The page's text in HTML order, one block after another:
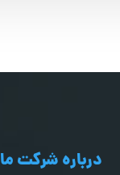
درباره شرکت ما